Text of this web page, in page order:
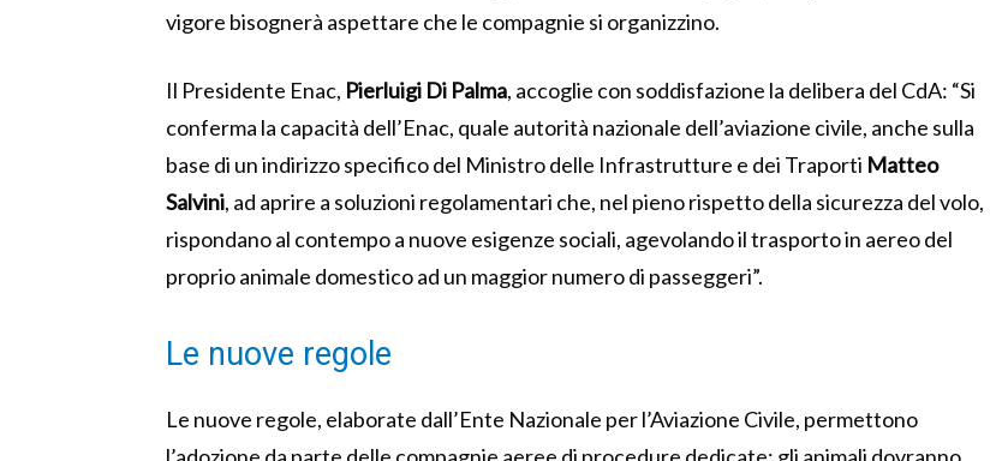
vigore bisognerà aspettare che le compagnie si organizzino.
Il Presidente Enac, Pierluigi Di Palma, accoglie con soddisfazione la delibera del CdA: “Si
conferma la capacità dell’Enac, quale autorità nazionale dell’aviazione civile, anche sulla
base di un indirizzo specifico del Ministro delle Infrastrutture e dei Traporti Matteo
Salvini, ad aprire a soluzioni regolamentari che, nel pieno rispetto della sicurezza del volo,
rispondano al contempo a nuove esigenze sociali, agevolando il trasporto in aereo del
proprio animale domestico ad un maggior numero di passeggeri”.
Le nuove regole
Le nuove regole, elaborate dall’Ente Nazionale per l’Aviazione Civile, permettono